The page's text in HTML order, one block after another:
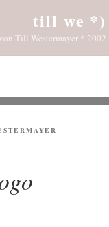
till we *)
Till Westermayer * 2002